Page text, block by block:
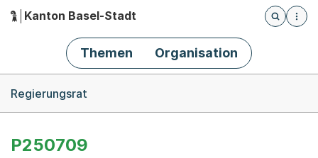
Hauptnavigation
Kanton Basel-Stadt
Öffnet
Themen Organisation
Regierungsrat
P250709